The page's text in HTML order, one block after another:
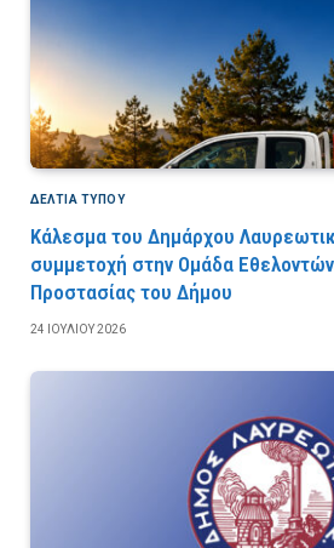
ΔΕΛΤΙΑ ΤΥΠΟΥ
Κάλεσμα του Δημάρχου
συμμετοχή στην Ομάδα Εθελοντών
Προστασίας του Δήμου
24 ΙΟΥΛΊΟΥ 2026